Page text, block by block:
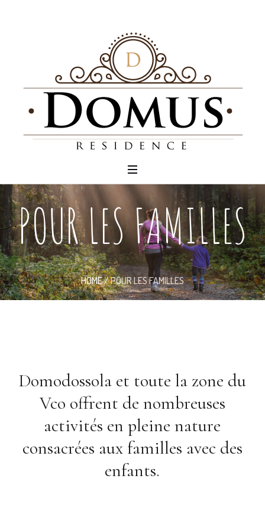
POUR LES FAMILLES
HOME/POUR LES FAMILLES
Domodossola et toute la zone du
Vco offrent de nombreuses
activités en pleine nature
consacrées aux familles avec des
enfants.